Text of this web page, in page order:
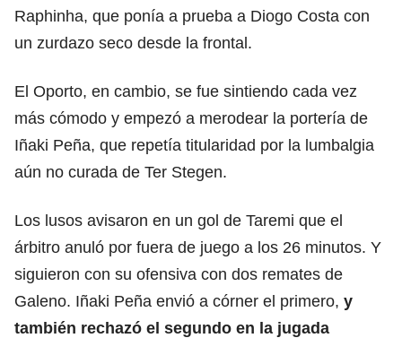
Raphinha, que ponía a prueba a Diogo Costa con
un zurdazo seco desde la frontal.
El Oporto, en cambio, se fue sintiendo cada vez
más cómodo y empezó a merodear la portería de
Iñaki Peña, que repetía titularidad por la lumbalgia
aún no curada de Ter Stegen.
Los lusos avisaron en un gol de Taremi que el
árbitro anuló por fuera de juego a los 26 minutos. Y
siguieron con su ofensiva con dos remates de
Galeno. Iñaki Peña envió a córner el primero, y
también rechazó el segundo en la jugada